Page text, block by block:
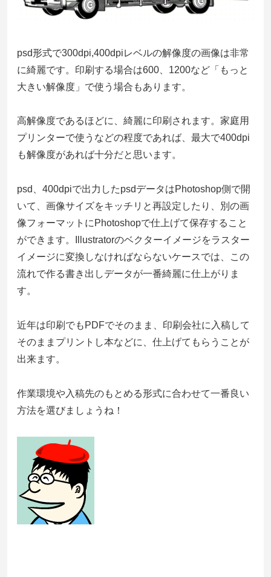
psd形式で300dpi,400dpiレベルの解像度の画像は非常
に綺麗です。印刷する場合は600、1200など「もっと
大きい解像度」で使う場合もあります。
高解像度であるほどに、綺麗に印刷されます。家庭用
プリンターで使うなどの程度であれば、最大で400dpi
も解像度があれば十分だと思います。
psd、400dpiで出力したpsdデータはPhotoshop側で開
いて、画像サイズをキッチリと再設定したり、別の画
像フォーマットにPhotoshopで仕上げて保存すること
ができます。Illustratorのベクターイメージをラスター
イメージに変換しなければならないケースでは、この
流れで作る書き出しデータが一番綺麗に仕上がりま
す。
近年は印刷でもPDFでそのまま、印刷会社に入稿して
そのままプリントし本などに、仕上げてもらうことが
出来ます。
作業環境や入稿先のもとめる形式に合わせて一番良い
方法を選びましょうね！